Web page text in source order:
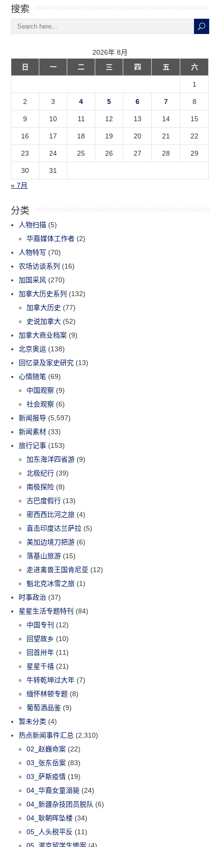
搜索
2026年 8月
日
一 二 三 四 五 六
1
2 3 4 5 6 7 8
9 10 11 12 13 14 15
16 17 18 19 20 21 22
23 24 25 26 27 28 29
30
31
« 7月
分类
人物扫描 (5)
华裔媒体工作者 (2)
人物特写 (70)
农场访谈系列 (16)
加国采风 (270)
加拿大历史系列 (132)
加拿大历史 (77)
史说加拿大 (52)
加拿大商业档案 (9)
北京奥运 (138)
回忆录及家史研究 (13)
心情随笔 (69)
中国观察 (9)
社会观察 (6)
新闻报导 (5,597)
新闻素材 (33)
旅行记事 (153)
加东海洋四省游 (9)
北极纪行 (39)
南极探险 (8)
古巴度假行 (13)
密西西比河之旅 (4)
直击印度达兰萨拉 (5)
美加边境刀把游 (6)
落基山旅游 (15)
走进禽兽王国肯尼亚 (12)
魁北克冰雪之旅 (1)
时事政治 (37)
星星生活专题特刊 (84)
中国专刊 (12)
回望故乡 (10)
回首卅年 (11)
星星千禧 (21)
牛转乾坤过大年 (7)
缅怀林顿专题 (8)
葡萄酒品鉴 (9)
暂未分类 (4)
热点新闻事件汇总 (2,310)
02_赵巍命案 (22)
03_张东岳案 (83)
03_萨斯疫情 (19)
04_华裔女童溺毙 (24)
04_新疆杂技团员脱队 (6)
04_耿朝晖坠楼 (34)
05_人头税平反 (11)
05_渥京留学生惨案 (4)